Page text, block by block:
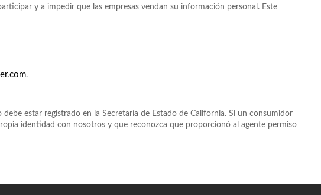
y a impedir que las empresas vendan su información personal. Este
.
estar registrado en la Secretaría de Estado de California. Si un consumidor
identidad con nosotros y que reconozca que proporcionó al agente permiso